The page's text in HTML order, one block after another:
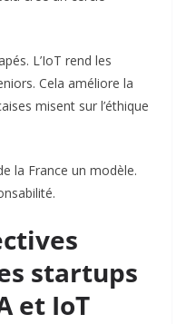
L’IoT rend les
Cela améliore la
misent sur l’éthique
la France un modèle.
startups
et IoT